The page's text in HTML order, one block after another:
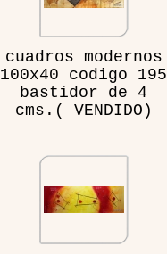
cuadros modernos
100x40 codigo 195
bastidor de 4
cms.( VENDIDO)